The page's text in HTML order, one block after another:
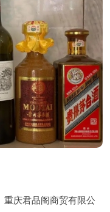
重庆君品阁商贸有限公